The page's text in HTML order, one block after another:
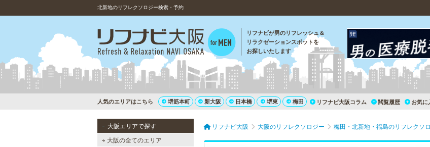
北新地のリフレクソロジー検索・予約
リフナビが男のリフレッシュ＆
リラクゼーションスポットを
お探しいたします
人気のエリアはこちら 堺筋本町 新大阪 日本橋 堺東 梅田 リフナビ大阪コラム 閲覧履歴 お気に
大阪エリアで探す
大阪の全てのエリア
リフナビ大阪 大阪のリフレクソロジー 梅田・北新地・福島のリフレクソ